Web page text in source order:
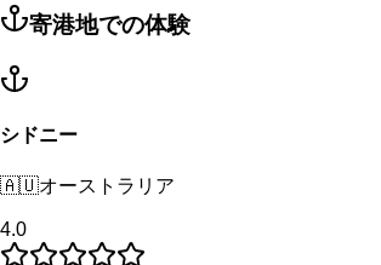
寄港地での体験
シドニー
🇦🇺オーストラリア
4.0